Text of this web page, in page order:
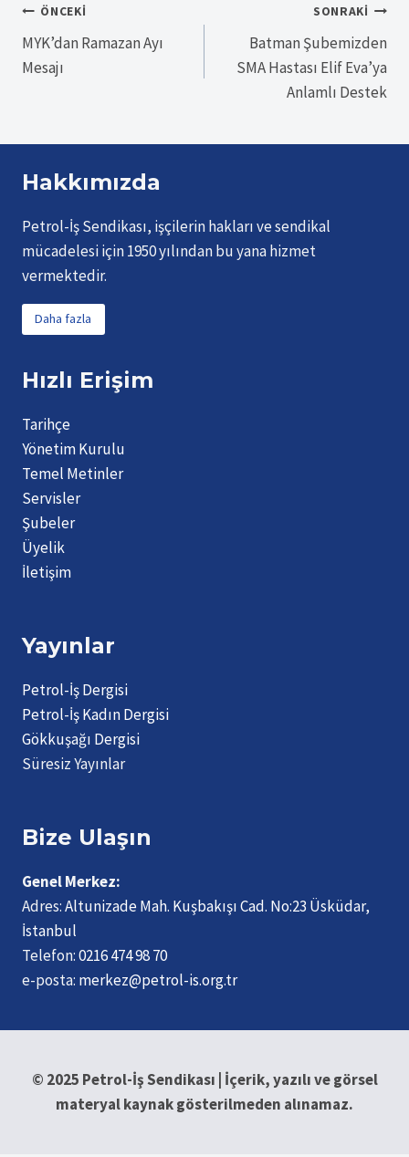
Yazı
gezinmesi
ÖNCEKI
MYK’dan Ramazan Ayı
Mesajı
SONRAKI
Batman Şubemizden
SMA Hastası Elif Eva’ya
Anlamlı Destek
Hakkımızda
Petrol-İş Sendikası, işçilerin hakları ve sendikal
mücadelesi için 1950 yılından bu yana hizmet
vermektedir.
Daha fazla
Hızlı Erişim
Tarihçe
Yönetim Kurulu
Temel Metinler
Servisler
Şubeler
Üyelik
İletişim
Yayınlar
Petrol-İş Dergisi
Petrol-İş Kadın Dergisi
Gökkuşağı Dergisi
Süresiz Yayınlar
Bize Ulaşın
Genel Merkez:
Adres:Altunizade Mah. Kuşbakışı Cad. No:23 Üsküdar,
İstanbul
Telefon:0216 474 98 70
e-posta: merkez@petrol-is.org.tr
© 2025 Petrol-İş Sendikası | İçerik, yazılı ve görsel
materyal kaynak gösterilmeden alınamaz.